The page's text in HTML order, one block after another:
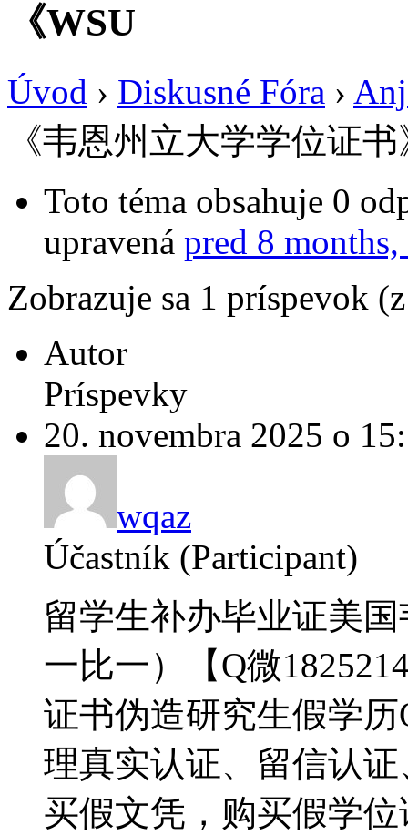
《WSU
Úvod › Diskusné Fóra ›
《韦恩州立大学学位证
Toto téma obsahuje 0
upravená pred 8 months,
Zobrazuje sa 1 príspevok
Autor
Príspevky
20. novembra 2025 o
wqaz
Účastník (Participant)
留学生补办毕业证美
一比一）【Q微
证书伪造研究生假学历
理真实认证、留信认
买假文凭，购买假学